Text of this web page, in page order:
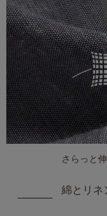
綿とリネ
さらっと